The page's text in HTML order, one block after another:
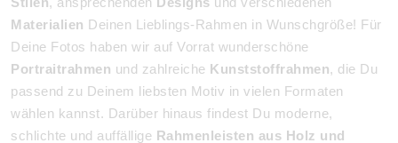
Materialien Deinen Lieblings-Rahmen in Wunschgröße! Für
Deine Fotos haben wir auf Vorrat wunderschöne
Portraitrahmen und zahlreiche Kunststoffrahmen, die Du
passend zu Deinem liebsten Motiv in vielen Formaten
wählen kannst. Darüber hinaus findest Du moderne,
schlichte und auffällige Rahmenleisten aus Holz und